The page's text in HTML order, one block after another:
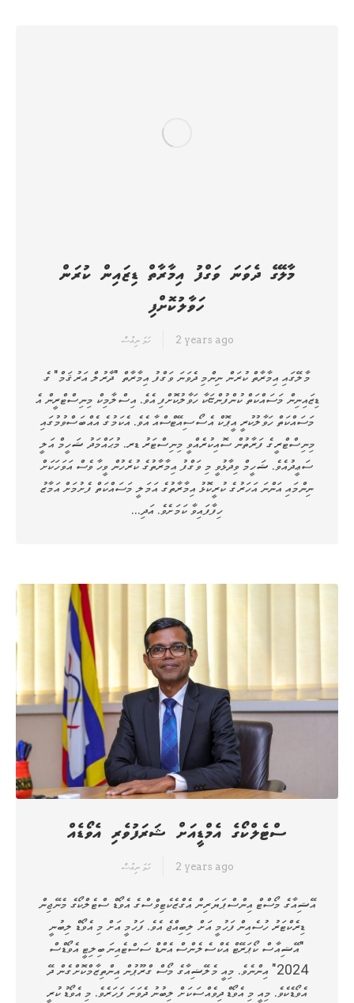
މާލޭގެ ދެވަނަ ވަގްފު އިމާރާތް ޑިޒައިން ކުރަން
ހަވާލުކޮށްފި
ހަމަ ނިއުސް 2 years ago
މާލޭގައި އިމާރާތް ކުރަން ނިންމި ދެވަނަ ވަގްފު އިމާރާތް "ދާރުލް އަރުޤަމް" ގެ
ޑިޒައިނިން މަސައްކަތް ކުންފުންޏަކާ ހަވާލުކޮށްފި އެވެ. އިސްލާމިކް މިނިސްޓްރީން އެ
މަސައްކަތް ހަވާލުކުރީ އީޕޮކް އެސޯސިއޭޓްސްއާ އެވެ. އެކަމުގެ އެއްބަސްވުމުގައި
މިނިސްޓްރީގެ ފަރާތުން ސޮއިކުރެއްވީ މިނިސްޓަރު ޑރ. މުޙައްމަދު ޝަހީމް އަލީ
ސަޢީދުއެވެ. ޝަހީމް ވިދާޅުވީ މި ވަގްފު އިމާރާތުގެ ކުރެހުން ވީހާ ވެސް އަވަހަކަށް
ނިންމައި އަންނަ އަހަރުގެ ކުރީކޮޅު އިމާރާތުގެ އަމަލީ މަސައްކަތް ފެށުމަށް އަމާޒު
ހިފާފައިވާ ކަމަށެވެ. އަދި…
ސްޓެލްކޯގެ އެމްޑީއަށް ޝަރަފުވެރި އެވޯޑެއް
ހަމަ ނިއުސް 2 years ago
އޭޝިއާގެ މޯސްޓް އިންސްޕަޔަރިން އެގްޒެކެޓިވްސްގެ އެވޯޑް ސްޓެލްކޯގެ މެނޭޖިން
ޑިރެކްޓަރު ހުސެއިން ފަހުމީ އަށް ލިބިއްޖެ އެވެ. ފަހުމީ އަށް މި އެވޯޑް ލިބުނީ
"އޭޝިއާސް ކޯޕަރޭޓް އެކްސެލެންސް އެންޑް ސަސްޓެއިނަބިލިޓީ އެވޯޑްސް
2024" އިންނެވެ. މިއީ މެލޭޝިއާގެ މޯސް ގްރޫޕުން އިންތިޒާމްކޮށްގެން ދޭ
އެވޯޑެކެވެ. މިއީ މި އެވޯޑް ދިވެއްސަކަށް ލިބުނު ދެވަނަ ފަހަރެވެ. މި އެވޯޑު ކުރީ